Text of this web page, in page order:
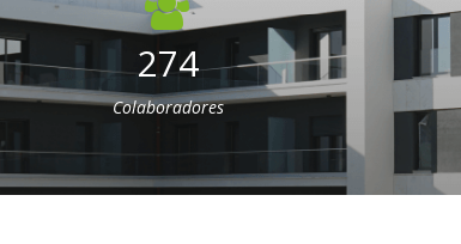
274
Colaboradores